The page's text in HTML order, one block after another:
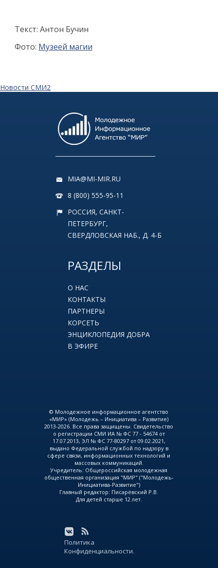
Текст: Антон Бучин
Фото: Музеей магии
Новости СМИ2
MIA@MI-MIR.RU
8 (800) 555-95-11
РОССИЯ, САНКТ-
ПЕТЕРБУРГ,
СВЕРДЛОВСКАЯ НАБ., Д. 4-Б
РАЗДЕЛЫ
О НАС
КОНТАКТЫ
ПАРТНЕРЫ
КОРСЕТЬ
ЭНЦИКЛОПЕДИЯ ДОБРА
В ЭФИРЕ
© Молодежное информационное агентство
«МИР» (Молодежь – Инициатива – Развитие)
2013-2026. Все права защищены. Свидетельство
о регистрации СМИ ИА № ФС 77 - 54674 от
17.07.2013, ЭЛ № ФС 77-80297 от 09.02.2021,
выдано Федеральной службой по надзору в
сфере связи, информационных технологий и
массовых коммуникаций.
Учредитель: Общероссийская молодежная
общественная организация "МИР" ("Молодежь-
Инициатива-Развитие")
Главный редактор: Писарёвский Р.В.
Для детей старше 12 лет.
Политика
Конфиденциальности.